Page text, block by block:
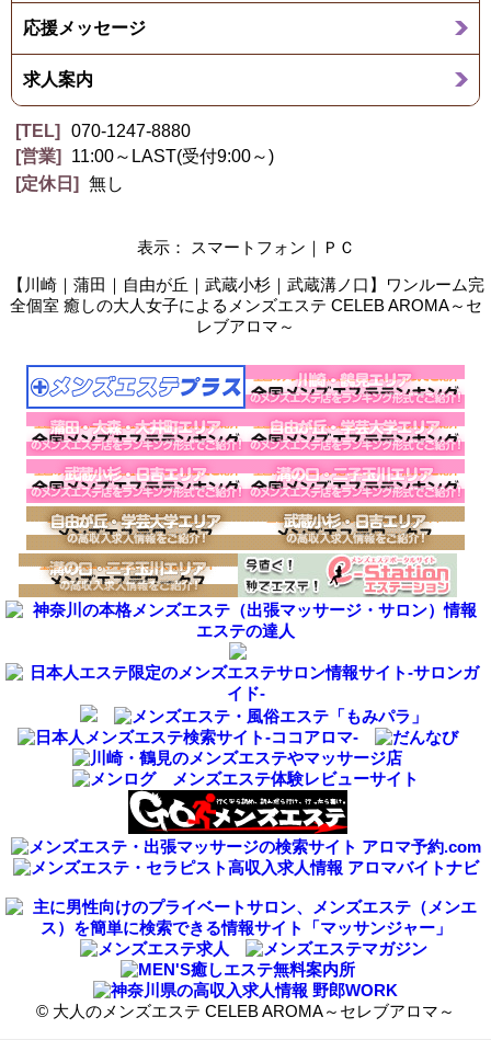
応援メッセージ
求人案内
TEL
070-1247-8880
営業
11:00～LAST(受付9:00～)
定休日
無し
表示： スマートフォン｜
ＰＣ
【川崎｜蒲田｜自由が丘｜武蔵小杉｜武蔵溝ノ口】ワンルーム完
全個室 癒しの大人女子によるメンズエステ CELEB AROMA～セ
レブアロマ～
© 大人のメンズエステ CELEB AROMA～セレブアロマ～